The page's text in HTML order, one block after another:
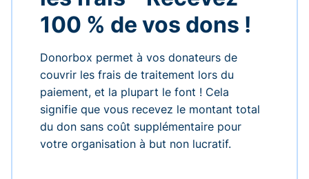
100 % de vos dons !
Donorbox permet à vos donateurs de
couvrir les frais de traitement lors du
paiement, et la plupart le font ! Cela
signifie que vous recevez le montant total
du don sans coût supplémentaire pour
votre organisation à but non lucratif.